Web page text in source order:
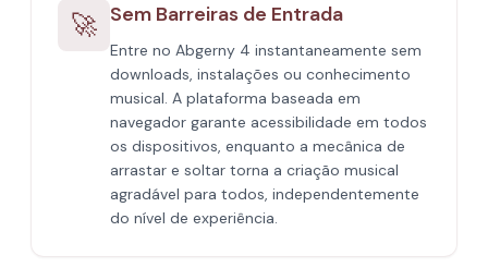
🚀 Sem Barreiras de Entrada
Entre no Abgerny 4 instantaneamente sem
downloads, instalações ou conhecimento
musical. A plataforma baseada em
navegador garante acessibilidade em todos
os dispositivos, enquanto a mecânica de
arrastar e soltar torna a criação musical
agradável para todos, independentemente
do nível de experiência.